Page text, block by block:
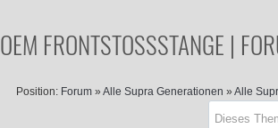
OEM FRONTSTOSSSTANGE |
Position: Forum » Alle Supra Generationen » Alle